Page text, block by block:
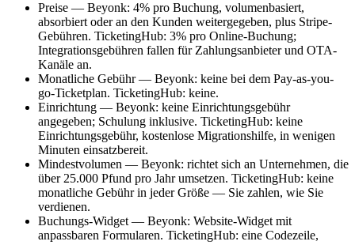
Preise — Beyonk: 4% pro Buchung, volumenbasiert,
absorbiert oder an den Kunden weitergegeben, plus Stripe-
Gebühren. TicketingHub: 3% pro Online-Buchung;
Integrationsgebühren fallen für Zahlungsanbieter und OTA-
Kanäle an.
Monatliche Gebühr — Beyonk: keine bei dem Pay-as-you-
go-Ticketplan. TicketingHub: keine.
Einrichtung — Beyonk: keine Einrichtungsgebühr
angegeben; Schulung inklusive. TicketingHub: keine
Einrichtungsgebühr, kostenlose Migrationshilfe, in wenigen
Minuten einsatzbereit.
Mindestvolumen — Beyonk: richtet sich an Unternehmen, die
über 25.000 Pfund pro Jahr umsetzen. TicketingHub: keine
monatliche Gebühr in jeder Größe — Sie zahlen, wie Sie
verdienen.
Buchungs-Widget — Beyonk: Website-Widget mit
anpassbaren Formularen. TicketingHub: eine Codezeile,